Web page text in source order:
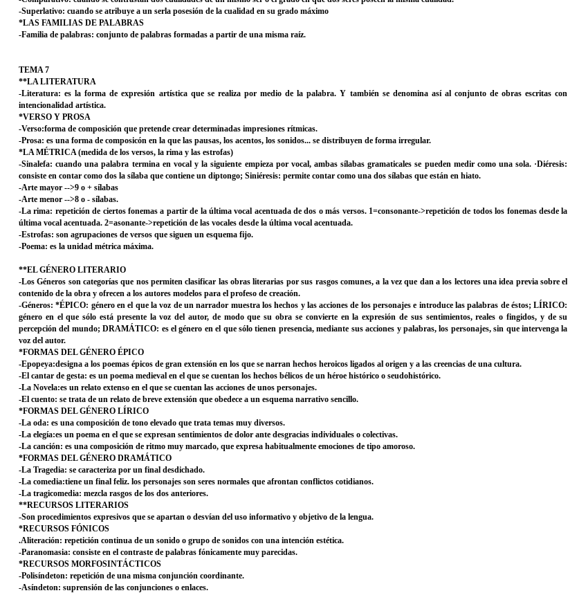
-Superlativo: cuando se atribuye a un serla posesión de la cualidad en su grado máximo
*LAS FAMILIAS DE PALABRAS
-Familia de palabras: conjunto de palabras formadas a partir de una misma raíz.
TEMA 7
**LA LITERATURA
-Literatura: es la forma de expresión artística que se realiza por medio de la palabra. Y también se denomina así al conjunto de obras escritas con
intencionalidad artística.
*VERSO Y PROSA
-Verso:forma de composición que pretende crear determinadas impresiones rítmicas.
-Prosa: es una forma de composicón en la que las pausas, los acentos, los sonidos... se distribuyen de forma irregular.
*LA MÉTRICA (medida de los versos, la rima y las estrofas)
-Sinalefa: cuando una palabra termina en vocal y la siguiente empieza por vocal, ambas sílabas gramaticales se pueden medir como una sola. ·Diéresis:
consiste en contar como dos la sílaba que contiene un diptongo; Siniéresis: permite contar como una dos sílabas que están en hiato.
-Arte mayor -->9 o + sílabas
-Arte menor -->8 o - sílabas.
-La rima: repetición de ciertos fonemas a partir de la última vocal acentuada de dos o más versos. 1=consonante->repetición de todos los fonemas desde la
última vocal acentuada. 2=asonante->repetición de las vocales desde la última vocal acentuada.
-Estrofas: son agrupaciones de versos que siguen un esquema fijo.
-Poema: es la unidad métrica máxima.
**EL GÉNERO LITERARIO
-Los Géneros son categorías que nos permiten clasificar las obras literarias por sus rasgos comunes, a la vez que dan a los lectores una idea previa sobre el
contenido de la obra y ofrecen a los autores modelos para el profeso de creación.
-Géneros: *ÉPICO: género en el que la voz de un narrador muestra los hechos y las acciones de los personajes e introduce las palabras de éstos; LÍRICO:
género en el que sólo está presente la voz del autor, de modo que su obra se convierte en la expresión de sus sentimientos, reales o fingidos, y de su
percepción del mundo; DRAMÁTICO: es el género en el que sólo tienen presencia, mediante sus acciones y palabras, los personajes, sin que intervenga la
voz del autor.
*FORMAS DEL GÉNERO ÉPICO
-Epopeya:designa a los poemas épicos de gran extensión en los que se narran hechos heroicos ligados al origen y a las creencias de una cultura.
-El cantar de gesta: es un poema medieval en el que se cuentan los hechos bélicos de un héroe histórico o seudohistórico.
-La Novela:es un relato extenso en el que se cuentan las acciones de unos personajes.
-El cuento: se trata de un relato de breve extensión que obedece a un esquema narrativo sencillo.
*FORMAS DEL GÉNERO LÍRICO
-La oda: es una composición de tono elevado que trata temas muy diversos.
-La elegía:es un poema en el que se expresan sentimientos de dolor ante desgracias individuales o colectivas.
-La canción: es una composición de ritmo muy marcado, que expresa habitualmente emociones de tipo amoroso.
*FORMAS DEL GÉNERO DRAMÁTICO
-La Tragedia: se caracteriza por un final desdichado.
-La comedia:tiene un final feliz. los personajes son seres normales que afrontan conflictos cotidianos.
-La tragicomedia: mezcla rasgos de los dos anteriores.
**RECURSOS LITERARIOS
-Son procedimientos expresivos que se apartan o desvían del uso informativo y objetivo de la lengua.
*RECURSOS FÓNICOS
.Aliteración: repetición continua de un sonido o grupo de sonidos con una intención estética.
-Paranomasia: consiste en el contraste de palabras fónicamente muy parecidas.
*RECURSOS MORFOSINTÁCTICOS
-Polisíndeton: repetición de una misma conjunción coordinante.
-Asíndeton: suprensión de las conjunciones o enlaces.